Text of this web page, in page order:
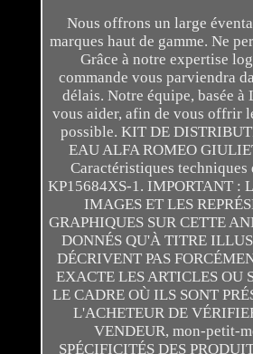
Nous offrons un large
marques haut de gamme. Ne
Grâce à notre expertise
commande vous parviendra
délais. Notre équipe, basée à
vous aider, afin de vous offrir
possible. KIT DE
EAU ALFA ROMEO
Caractéristiques techniques
KP15684XS-1. IMPORTANT :
IMAGES ET LES
GRAPHIQUES SUR CETTE
DONNÉS QU'À TITRE
DÉCRIVENT PAS
EXACTE LES ARTICLES OU
LE CADRE OÙ ILS SONT
L'ACHETEUR DE
VENDEUR, mon-petit-
SPÉCIFICITÉS DES